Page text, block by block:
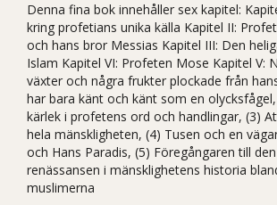
Denna fina bok innehåller sex kapitel:
kring profetians unika källa Kapitel II:
och hans bror Messias Kapitel III: Den
Islam Kapitel VI: Profeten Mose Kapitel V:
växter och några frukter plockade från
har bara känt och känt som en
kärlek i profetens ord och handlingar, (3)
hela mänskligheten, (4) Tusen och en
och Hans Paradis, (5) Föregångaren till
renässansen i mänsklighetens historia
muslimerna